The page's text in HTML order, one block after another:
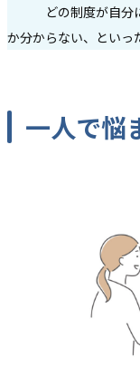
どの制度が自分に
か分からない、といっ
一人で悩